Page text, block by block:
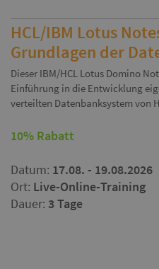
HCL/IBM Lotus
Grundlagen der
Dieser IBM/HCL Lotus Domino
Einführung in die Entwicklung
verteilten Datenbanksystem von
10% Rabatt
Datum: 17.08. - 19.08.2026
Ort: Live-Online-Training
Dauer: 3 Tage